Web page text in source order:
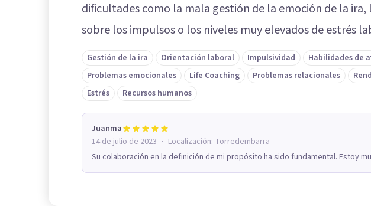
dificultades como la mala gestión de la emoción de la
sobre los impulsos o los niveles muy elevados de estrés
Gestión de la ira Orientación laboral Impulsividad
Habilidades de
Problemas emocionales
Life Coaching Problemas relacionales
Estrés
Recursos humanos
Juanma
14 de julio de 2023 · Localización: Torredembarra
Su colaboración en la definición de mi propósito ha sido fundamental. Estoy